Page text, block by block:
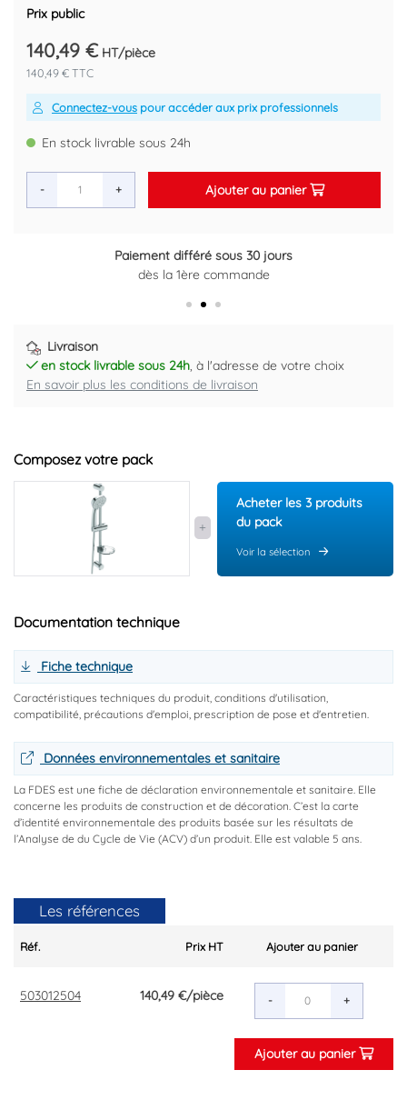
Marque : PORCHER
Référence fournisseur : D6046AA
Code EAN : 3800861022442
Prix public
140,49 € HT/pièce
140,49 € TTC
Connectez-vous pour accéder aux prix professionnels
En stock livrable sous 24h
- + Ajouter au panier
Paiement différé sous 30 jours
dès la 1ère commande
Retour gratuit sous 14 jours
Plus d'informations ici
Livraison
en stock livrable sous 24h, à l'adresse de votre choix
En savoir plus les conditions de livraison
Composez votre pack
Acheter les 3 produits
du pack
Voir la sélection
Documentation technique
Fiche technique
Caractéristiques techniques du produit, conditions d'utilisation,
compatibilité, précautions d'emploi, prescription de pose et d'entretien.
Données environnementales et sanitaire
La FDES est une fiche de déclaration environnementale et sanitaire. Elle
concerne les produits de construction et de décoration. C’est la carte
d’identité environnementale des produits basée sur les résultats de
l’Analyse de du Cycle de Vie (ACV) d’un produit. Elle est valable 5 ans.
Les références
Réf. Prix HT Ajouter au panier
503012504 140,49 €/pièce - +
Ajouter au panier